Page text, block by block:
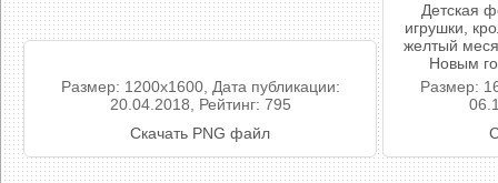
Размер: 1200x1600, Дата публикации:
20.04.2018, Рейтинг: 795
Скачать PNG файл
Детская
игрушки,
желтый
Новым
Размер: